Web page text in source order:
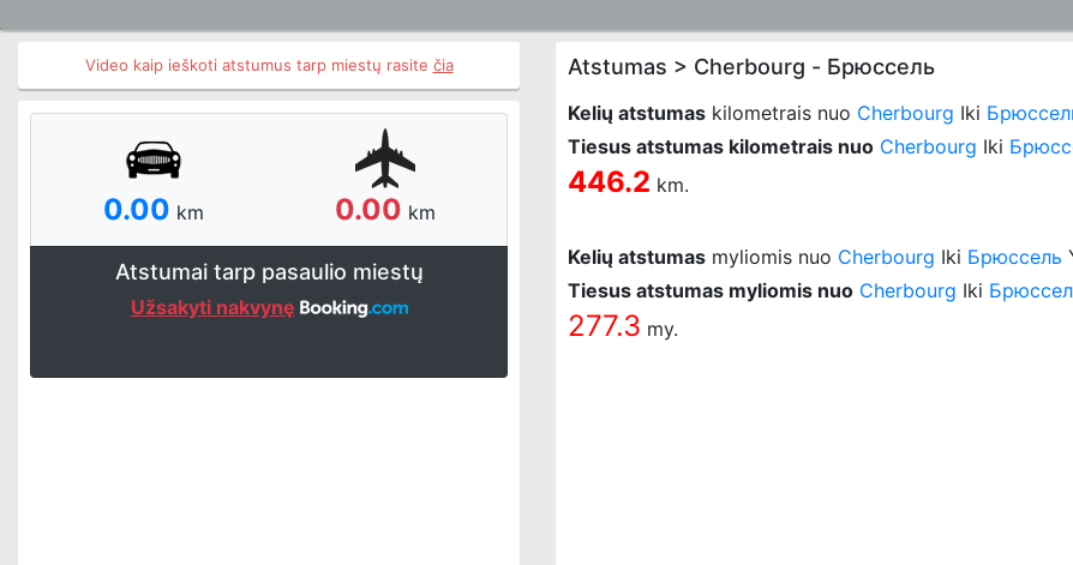
Video kaip ieškoti atstumus tarp miestų rasite čia
0.00 km 0.00 km
Atstumai tarp pasaulio miestų
Užsakyti nakvynę
Atstumas > Cherbourg - Брюссель
Kelių atstumas kilometrais nuo Cherbourg Iki
Tiesus atstumas kilometrais nuo Cherbourg Iki
446.2 km.
Kelių atstumas myliomis nuo Cherbourg Iki Брюссель
Tiesus atstumas myliomis nuo Cherbourg Iki
277.3 my.